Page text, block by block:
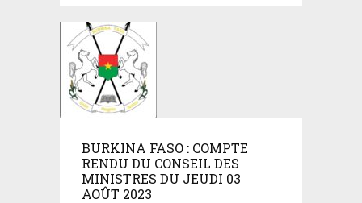
BURKINA FASO : COMPTE
RENDU DU CONSEIL DES
MINISTRES DU JEUDI 03
AOÛT 2023